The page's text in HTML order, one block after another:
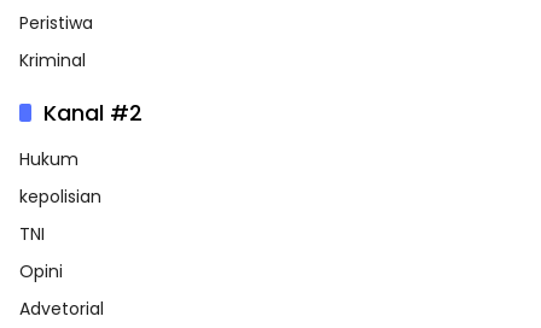
Peristiwa
Kriminal
Kanal #2
Hukum
kepolisian
TNI
Opini
Advetorial